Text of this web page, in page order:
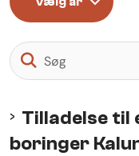
Tilladelse til
boringer